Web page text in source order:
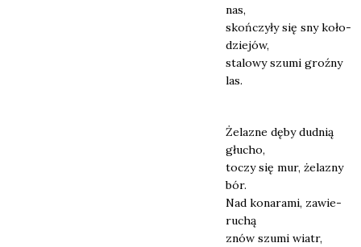
nas,
skoń­czy­ły się sny koło­
dzie­jów,
sta­lo­wy szu­mi groź­ny
las.
Żela­zne dęby dud­nią
głu­cho,
toczy się mur, żela­zny
bór.
Nad kona­ra­mi, zawie­
ru­chą
znów szu­mi wiatr,